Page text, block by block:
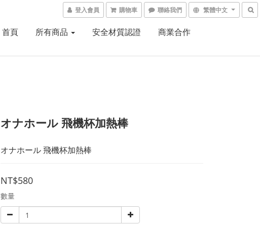
登入會員 購物車 聯絡我們 繁體中文
首頁 所有商品 安全材質認證 商業合作
オナホール 飛機杯加熱棒
オナホール 飛機杯加熱棒
NT$580
數量